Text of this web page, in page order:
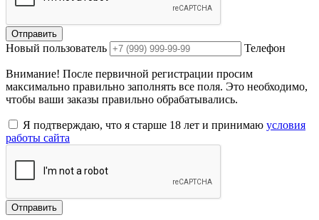
Отправить
Новый пользователь Телефон
Внимание! После первичной регистрации просим
максимально правильно заполнять все поля. Это необходимо,
чтобы ваши заказы правильно обрабатывались.
Я подтверждаю, что я старше 18 лет и принимаю условия
работы сайта
Отправить